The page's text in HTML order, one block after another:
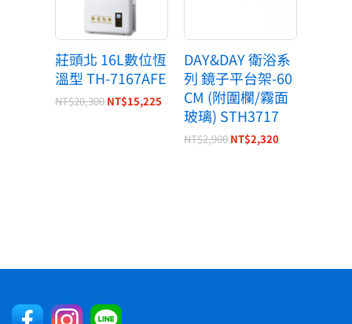
莊頭北 16L數位恆
溫型 TH-7167AFE
NT$20,300 NT$15,225
DAY&DAY 衛浴系
列 鏡子平台架-60
CM (附圍欄/霧面
玻璃) STH3717
NT$2,900 NT$2,320